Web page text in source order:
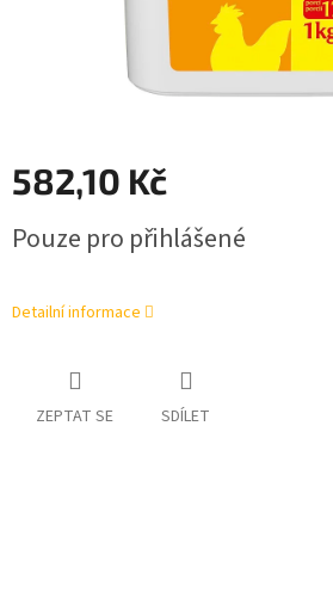
582,10 Kč
cena:
Pouze pro přihlášené
Detailní informace
ZEPTAT SE SDÍLET